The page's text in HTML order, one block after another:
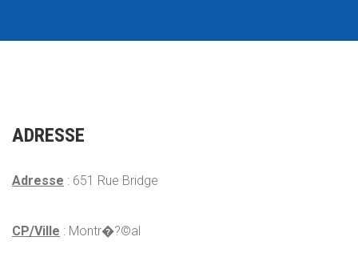
ADRESSE
Adresse : 651 Rue Bridge
CP/Ville : Montr�?©al